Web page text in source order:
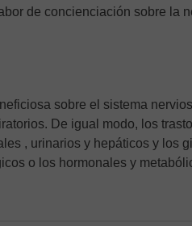
de concienciación sobre la
sobre el sistema
De igual modo, los
, urinarios y hepáticos y los
o los hormonales y